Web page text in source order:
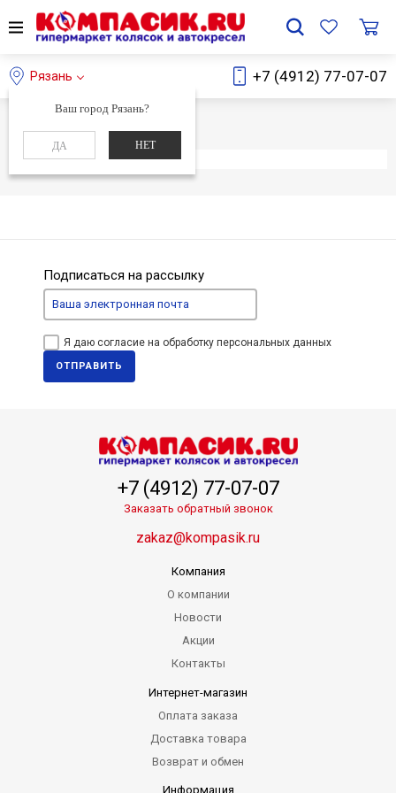
Рязань
Ваш город Рязань?
ДА НЕТ
+7 (4912) 77-07-07
Главная Каталог
Элемент не найден
Подписаться на рассылку
Я даю согласие на обработку персональных данных
ОТПРАВИТЬ
+7 (4912) 77-07-07
Заказать обратный звонок
zakaz@kompasik.ru
Компания
О компании
Новости
Акции
Контакты
Интернет-магазин
Оплата заказа
Доставка товара
Возврат и обмен
Информация